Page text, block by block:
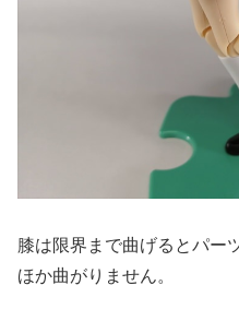
膝は限界まで曲げるとパー
ほか曲がりません。